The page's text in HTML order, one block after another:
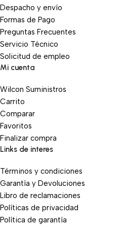
Despacho y envío
Formas de Pago
Preguntas Frecuentes
Servicio Técnico
Solicitud de empleo
Mi cuenta
Wilcon Suministros
Carrito
Comparar
Favoritos
Finalizar compra
Links de interes
Términos y condiciones
Garantía y Devoluciones
Libro de reclamaciones
Políticas de privacidad
Política de garantía